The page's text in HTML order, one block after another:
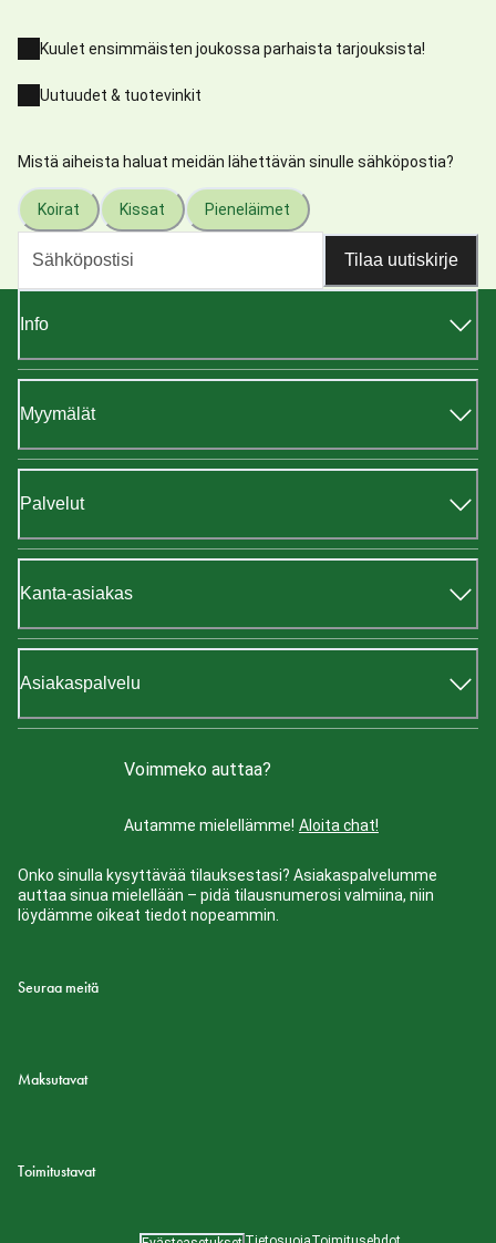
Kuulet ensimmäisten joukossa parhaista tarjouksista!
Uutuudet & tuotevinkit
Mistä aiheista haluat meidän lähettävän sinulle sähköpostia?
Koirat Kissat Pieneläimet
Tilaa uutiskirje
Info
Myymälät
Palvelut
Kanta-asiakas
Asiakaspalvelu
Voimmeko auttaa?
Autamme mielellämme! Aloita chat!
Onko sinulla kysyttävää tilauksestasi? Asiakaspalvelumme
auttaa sinua mielellään – pidä tilausnumerosi valmiina, niin
löydämme oikeat tiedot nopeammin.
Seuraa meitä
Maksutavat
Toimitustavat